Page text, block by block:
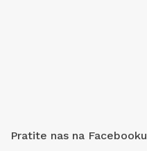
Pratite nas na Facebooku